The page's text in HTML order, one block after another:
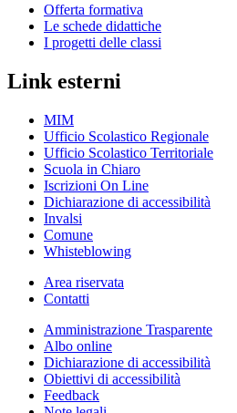
Offerta formativa
Le schede didattiche
I progetti delle classi
Link esterni
MIM
Ufficio Scolastico Regionale
Ufficio Scolastico Territoriale
Scuola in Chiaro
Iscrizioni On Line
Dichiarazione di accessibilità
Invalsi
Comune
Whisteblowing
Area riservata
Contatti
Amministrazione Trasparente
Albo online
Dichiarazione di accessibilità
Obiettivi di accessibilità
Feedback